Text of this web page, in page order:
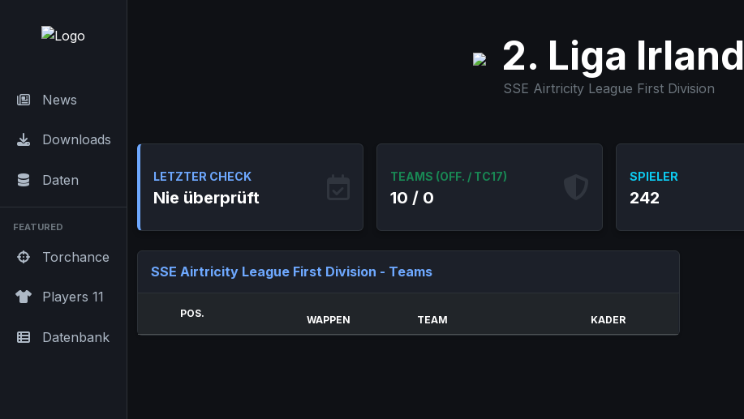
News
Downloads
Daten
FEATURED
Torchance
Players 11
Datenbank
2. Liga Irland
SSE Airtricity League First Division
LETZTER CHECK
Nie überprüft
TEAMS (OFF. / TC17)
10 / 0
SPIELER
242
SSE Airtricity League First Division - Teams
POS.
WAPPEN TEAM KADER